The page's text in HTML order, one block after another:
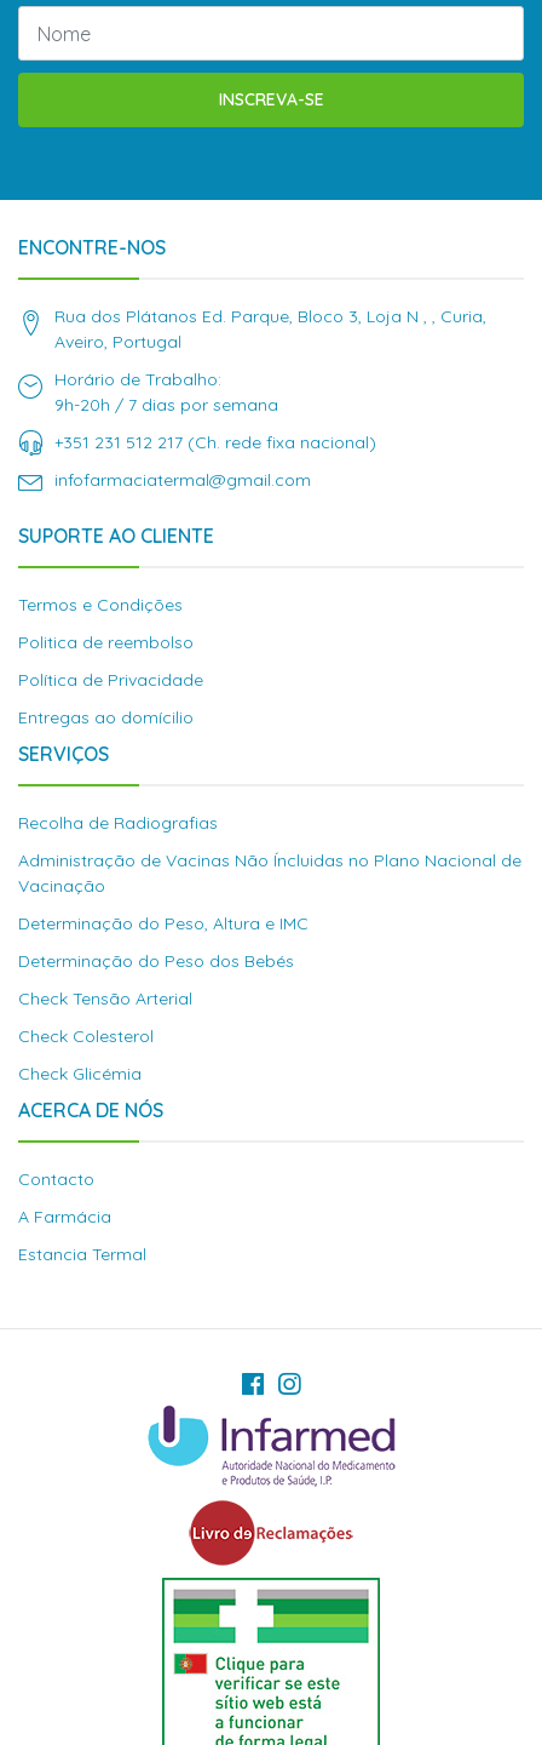
INSCREVA-SE
ENCONTRE-NOS
Rua dos Plátanos Ed. Parque, Bloco 3, Loja N , , Curia,
Aveiro, Portugal
Horário de Trabalho:
9h-20h / 7 dias por semana
+351 231 512 217 (Ch. rede fixa nacional)
infofarmaciatermal@gmail.com
SUPORTE AO CLIENTE
Termos e Condições
Politica de reembolso
Política de Privacidade
Entregas ao domícilio
SERVIÇOS
Recolha de Radiografias
Administração de Vacinas Não Íncluidas no Plano Nacional de
Vacinação
Determinação do Peso, Altura e IMC
Determinação do Peso dos Bebés
Check Tensão Arterial
Check Colesterol
Check Glicémia
ACERCA DE NÓS
Contacto
A Farmácia
Estancia Termal